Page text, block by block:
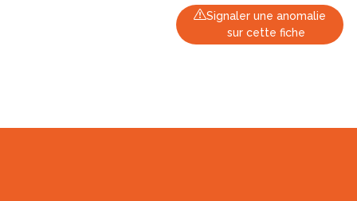
Signaler une anomalie
sur cette fiche